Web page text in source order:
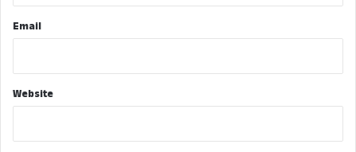
Email
Website